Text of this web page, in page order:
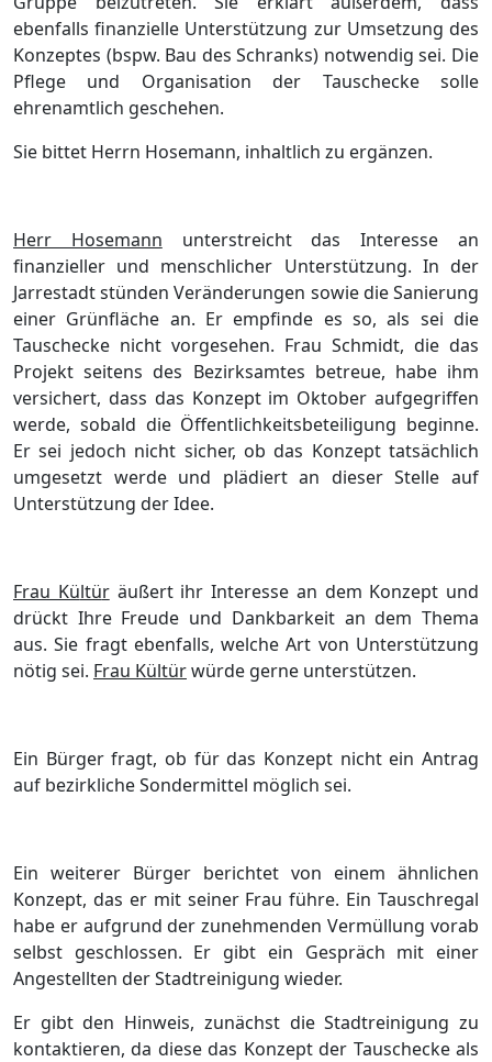
ebenfalls finanzielle Unterstützung zur Umsetzung des
Konzeptes (bspw. Bau des Schranks) notwendig sei. Die
Pflege und Organisation der Tauschecke solle
ehrenamtlich geschehen.
Sie bittet Herrn Hosemann, inhaltlich zu ergänzen.
Herr Hosemann unterstreicht das Interesse an
finanzieller und menschlicher Unterstützung. In der
Jarrestadt stünden Veränderungen sowie die Sanierung
einer Grünfläche an. Er empfinde es so, als sei die
Tauschecke nicht vorgesehen. Frau Schmidt, die das
Projekt seitens des Bezirksamtes betreue, habe ihm
versichert, dass das Konzept im Oktober aufgegriffen
werde, sobald die Öffentlichkeitsbeteiligung beginne.
Er sei jedoch nicht sicher, ob das Konzept tatsächlich
umgesetzt werde und plädiert an dieser Stelle auf
Unterstützung der Idee.
Frau Kültüräußert ihr Interesse an dem Konzept und
drückt Ihre Freude und Dankbarkeit an dem Thema
aus. Sie fragt ebenfalls, welche Art von Unterstützung
nötig sei. Frau Kültürwürde gerne unterstützen.
Ein Bürger fragt, ob für das Konzept nicht ein Antrag
auf bezirkliche Sondermittel möglich sei.
Ein weiterer Bürger berichtet von einem ähnlichen
Konzept, das er mit seiner Frau führe. Ein Tauschregal
habe er aufgrund der zunehmenden Vermüllung vorab
selbst geschlossen. Er gibt ein Gespräch mit einer
Angestellten der Stadtreinigung wieder.
Er gibt den Hinweis, zunächst die Stadtreinigung zu
kontaktieren, da diese das Konzept der Tauschecke als